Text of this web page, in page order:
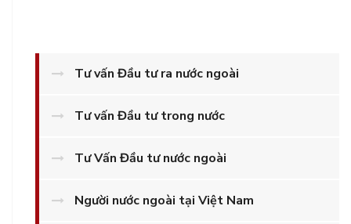
Tư vấn Đầu tư ra nước ngoài
Tư vấn Đầu tư trong nước
Tư Vấn Đầu tư nước ngoài
Người nước ngoài tại Việt Nam